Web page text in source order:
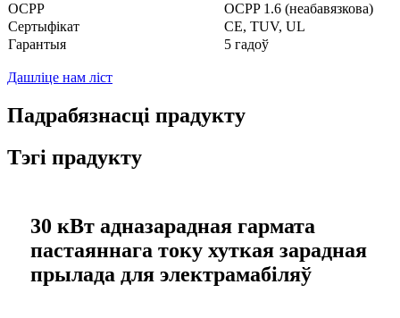
OCPP
OCPP 1.6 (неабавязкова)
Сертыфікат
CE, TUV, UL
Гарантыя
5 гадоў
Дашліце нам ліст
Падрабязнасці прадукту
Тэгі прадукту
30 кВт адназарадная гармата
пастаяннага току хуткая зарадная
прылада для электрамабіляў